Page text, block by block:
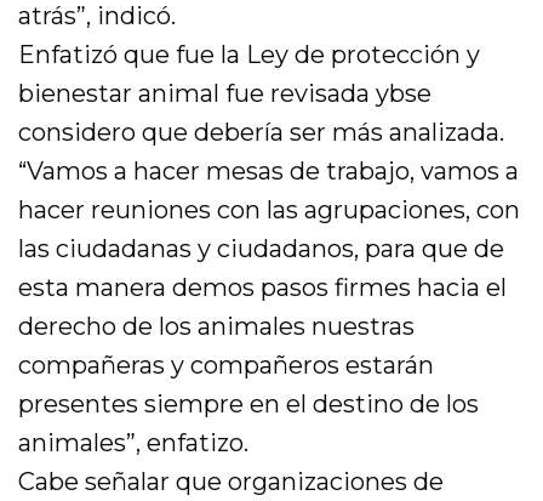
atrás”, indicó.
Enfatizó que fue la Ley de protección y
bienestar animal fue revisada ybse
considero que debería ser más analizada.
“Vamos a hacer mesas de trabajo, vamos a
hacer reuniones con las agrupaciones, con
las ciudadanas y ciudadanos, para que de
esta manera demos pasos firmes hacia el
derecho de los animales nuestras
compañeras y compañeros estarán
presentes siempre en el destino de los
animales”, enfatizo.
Cabe señalar que organizaciones de